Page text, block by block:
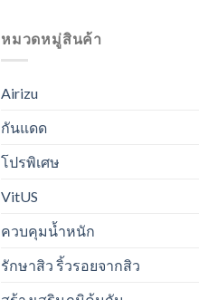
หมวดหมู่สินค้า
Airizu
กันแดด
โปรพิเศษ
VitUS
ควบคุมน้ำหนัก
รักษาสิว ริ้วรอยจากสิว